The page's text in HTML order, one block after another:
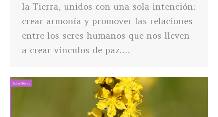
la Tierra, unidos con una sola intención:
crear armonía y promover las relaciones
entre los seres humanos que nos lleven
a crear vínculos de paz.…